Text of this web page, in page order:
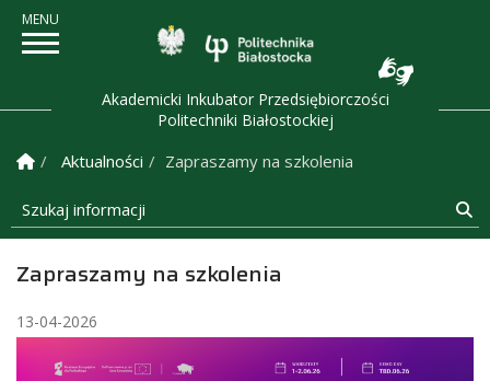
Politechnika
Akademicki Inkubator Przedsiębiorczości
Politechniki Białostockiej
Strona Główna
Aktualności
Zapraszamy na szkolenia
Szukaj informacji
Zapraszamy na szkolenia
13-04-2026